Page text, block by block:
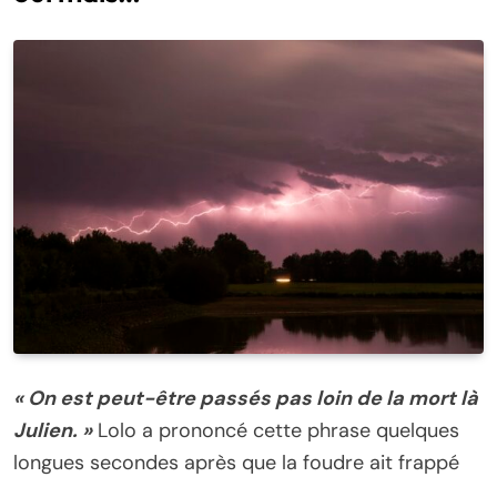
« On est peut-être passés pas loin de la mort là
Julien. »Lolo a prononcé cette phrase quelques
longues secondes après que la foudre ait frappé